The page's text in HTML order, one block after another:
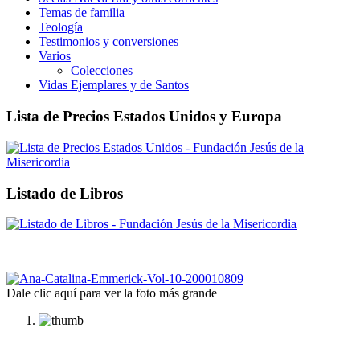
Temas de familia
Teología
Testimonios y conversiones
Varios
Colecciones
Vidas Ejemplares y de Santos
Lista de Precios Estados Unidos y Europa
Listado de Libros
Dale clic aquí para ver la foto más grande